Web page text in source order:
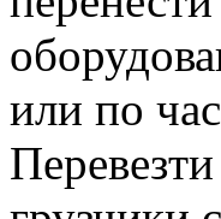
или по